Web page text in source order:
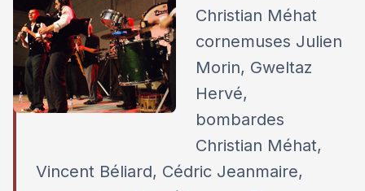
Christian Méhat
cornemuses Julien
Morin, Gweltaz
Hervé,
bombardes
Christian Méhat,
Vincent Béliard, Cédric Jeanmaire,